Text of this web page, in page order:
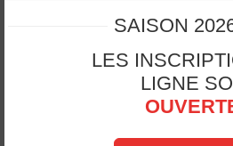
SAISON
LES
LIGNE